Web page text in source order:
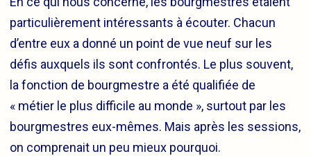
particulièrement intéressants à écouter. Chacun
d’entre eux a donné un point de vue neuf sur les
défis auxquels ils sont confrontés. Le plus souvent,
la fonction de bourgmestre a été qualifiée de
« métier le plus difficile au monde », surtout par les
bourgmestres eux-mêmes. Mais après les sessions,
on comprenait un peu mieux pourquoi.